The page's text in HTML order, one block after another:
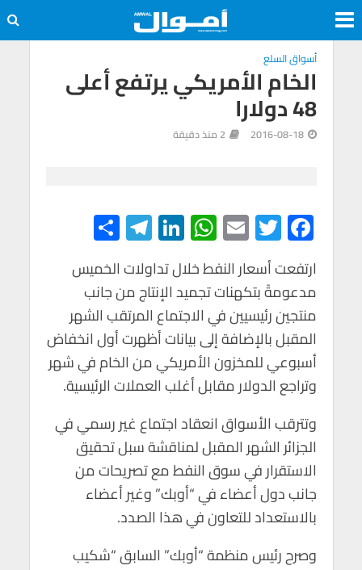
أسواق السلع
الخام الأمريكي يرتفع أعلى
48 دولارا
2016-08-18 2 منذ دقيقة
F
ac
e
b
o
o
k
T
wi
tt
er
E
m
ail
W
h
at
s
A
p
p
Li
n
ke
dI
n
Te
le
gr
a
m
h
ar
e
ارتفعت أسعار النفط خلال تداولات الخميس
مدعومةً بتكهنات تجميد الإنتاج من جانب
منتجين رئيسيين في الاجتماع المرتقب الشهر
المقبل بالإضافة إلى بيانات أظهرت أول انخفاض
أسبوعي للمخزون الأمريكي من الخام في شهر
وتراجع الدولار مقابل أغلب العملات الرئيسية.
وتترقب الأسواق انعقاد اجتماع غير رسمي في
الجزائر الشهر المقبل لمناقشة سبل تحقيق
الاستقرار في سوق النفط مع تصريحات من
جانب دول أعضاء في “أوبك” وغير أعضاء
بالاستعداد للتعاون في هذا الصدد.
وصرح رئيس منظمة “أوبك” السابق “شكيب